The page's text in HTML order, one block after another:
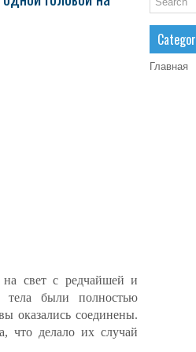
свет с редчайшей и
были полностью
оказались соединены.
что делало их случай
Главная